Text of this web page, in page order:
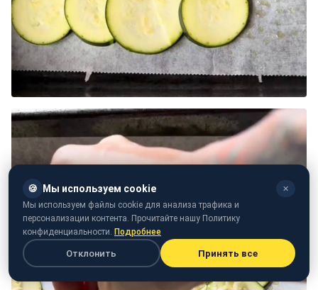
🍪 Мы используем cookie ✕
Мы используем файлы cookie для анализа трафика и
персонализации контента. Прочитайте нашу Политику
конфиденциальности. Подробнее
Отклонить Принять все